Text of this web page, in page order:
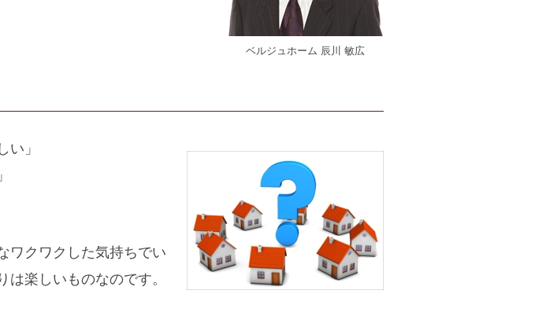
ベルジュホーム 辰川 敏広
い」
ワクワクした気持ちでい
楽しいものなのです。